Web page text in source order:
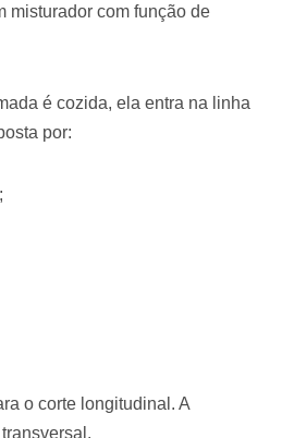
misturador com função de
é cozida, ela entra na linha
por:
o corte longitudinal. A